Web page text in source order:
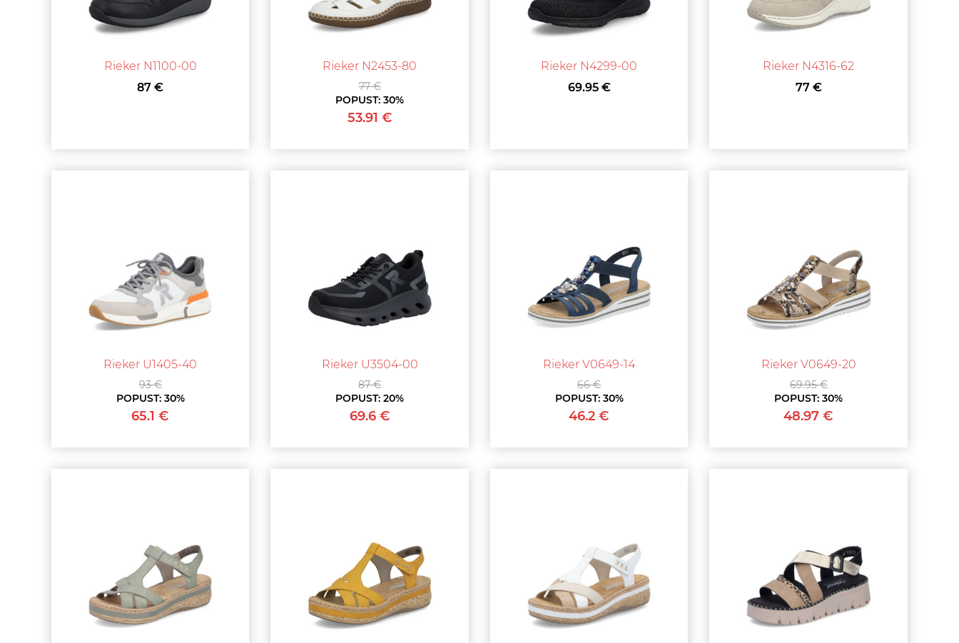
Rieker N1100-00
87 €
Rieker N2453-80
77 €
POPUST:30%
53.91 €
Rieker N4299-00
69.95 €
Rieker N4316-62
77 €
Rieker U1405-40
93 €
POPUST: 30%
65.1 €
Rieker U3504-00
87 €
POPUST:20%
69.6 €
Rieker V0649-14
66 €
POPUST: 30%
46.2 €
Rieker V0649-20
69.95 €
POPUST:30%
48.97 €